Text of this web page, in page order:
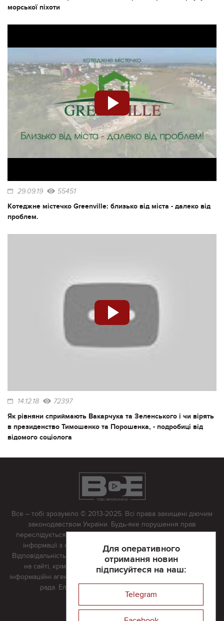
морської піхоти
29.09.19 55451
Котеджне містечко Greenville: близько від міста - далеко від
проблем.
14.12.18 72397
Як рівняни сприймають Вакарчука та Зеленського і чи вірять
в президенство Тимошенко та Порошенка, - подробиці від
відомого соціолога
Для оперативного
отримання новин
підписуйтеся на наш:
Telegram
Все – тобі зрозуміло © 2013-2025. Всі права захищені діючим
законодавством України. Будь-яке порушення прав
переслідується в судовому порядку. Будь-яке відтворення
інформації з сайту тільки з письмово дозволу редакції.
Відповідальність за достовірність усіх матеріалів, розміщених
на сайті, крім матеріалів, які містять посилання на інші
інформаційні агентства або інтернет-видання, несе редакційна
рада. Електронна пошта:
Реклама на сайті